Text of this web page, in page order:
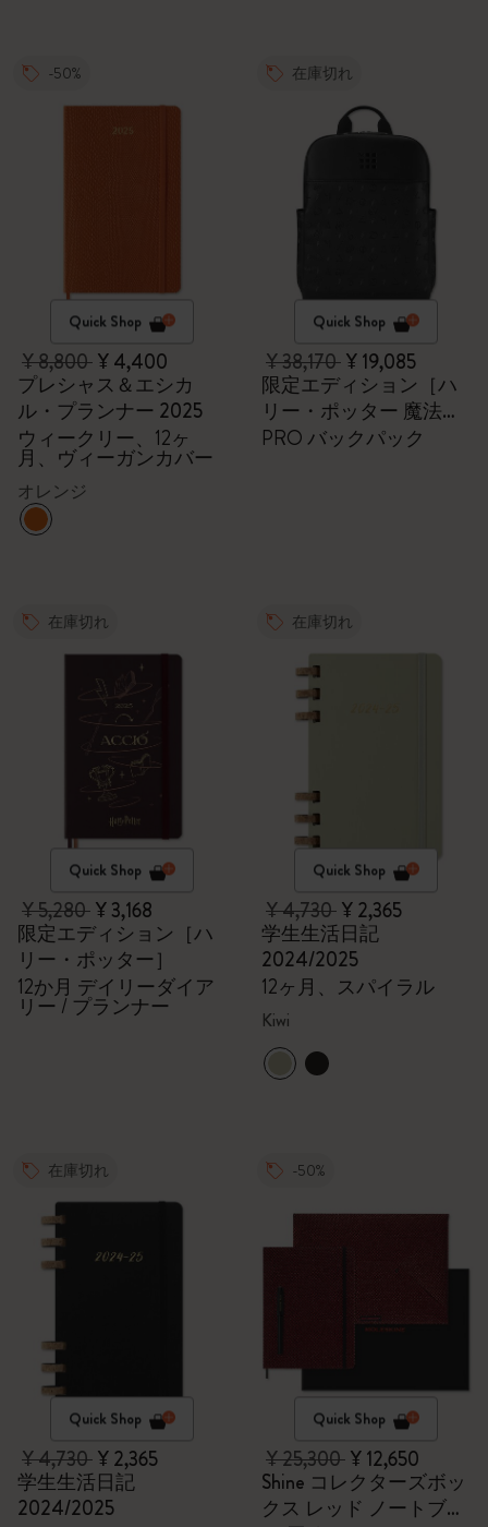
-50%
Quick Shop
¥ 8,800¥ 4,400
プレシャス＆エシカ
ル・プランナー 2025
ウィークリー、12ヶ
月、ヴィーガンカバー
オレンジ
在庫切れ
Quick Shop
¥ 38,170¥ 19,085
限定エディション［ハ
リー・ポッター 魔法ワ
ールド］
PRO バックパック
在庫切れ
Quick Shop
¥ 5,280¥ 3,168
限定エディション［ハ
リー・ポッター］
12か月 デイリーダイア
リー / プランナー
在庫切れ
Quick Shop
¥ 4,730¥ 2,365
学生生活日記
2024/2025
12ヶ月、スパイラル
Kiwi
在庫切れ
Quick Shop
¥ 4,730¥ 2,365
学生生活日記
2024/2025
-50%
Quick Shop
¥ 25,300¥ 12,650
Shine コレクターズボッ
クス レッド ノートブッ